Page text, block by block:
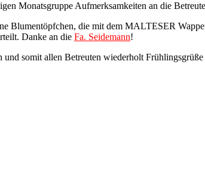
Monatsgruppe Aufmerksamkeiten an die
Blumentöpfchen, die mit dem MALTESER
Danke an die Fa. Seidemann!
somit allen Betreuten wiederholt